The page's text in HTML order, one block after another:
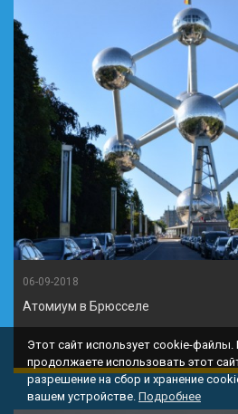
06-09-2018
Атомиум в Брюсселе
Этот сайт использует cookie-файлы.
продолжаете использовать этот
разрешение на сбор и хранение
вашем устройстве. Подробнее